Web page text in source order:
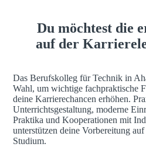
Du möchtest die
auf der
Das Berufskolleg für Technik in
Wahl, um wichtige fachpraktische
deine Karrierechancen erhöhen.
Unterrichtsgestaltung, moderne
Praktika und Kooperationen mit
unterstützen deine Vorbereitung
Studium.